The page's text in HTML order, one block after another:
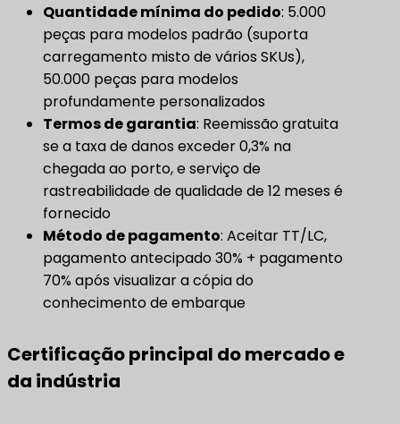
Quantidade mínima do pedido: 5.000
peças para modelos padrão (suporta
carregamento misto de vários SKUs),
50.000 peças para modelos
profundamente personalizados
Termos de garantia​: Reemissão gratuita
se a taxa de danos exceder 0,3% na
chegada ao porto, e serviço de
rastreabilidade de qualidade de 12 meses é
fornecido
Método de pagamento​: Aceitar TT/LC,
pagamento antecipado 30% + pagamento
70% após visualizar a cópia do
conhecimento de embarque
Certificação principal do mercado e
da indústria